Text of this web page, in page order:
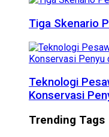
Tiga Skenario
Teknologi
Konservasi
Trending Tags